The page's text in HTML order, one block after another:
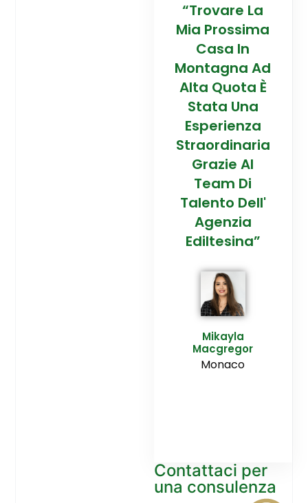
“Trovare La
Mia Prossima
Casa In
Montagna Ad
Alta Quota È
Stata Una
Esperienza
Straordinaria
Grazie Al
Team Di
Talento Dell'
Agenzia
Ediltesina”
Mikayla
Macgregor
Monaco
Contattaci per
una consulenza